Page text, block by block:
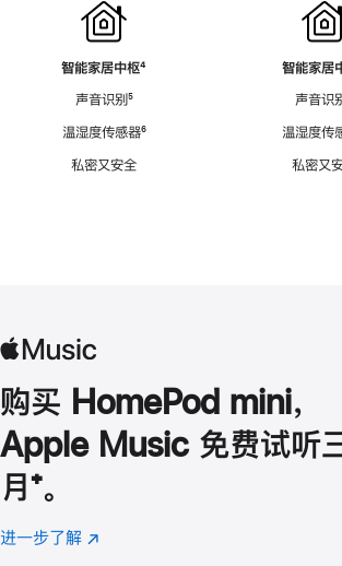
智能家居中枢脚
⁴
声音识别脚
⁵
温湿度传感器脚
⁶
私密又安全
智能家居
声音识
温湿度传
私密又
购买 HomePod mini，
Apple Music 免费试听
月 脚
注
⁺。
进一步了解 Apple
(在